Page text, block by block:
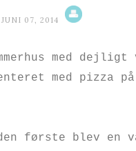
JUNI 07, 2014
med dejligt
med pizza
første blev en